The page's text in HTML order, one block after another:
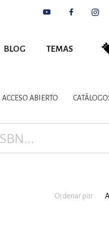
BLOG TEMAS
LITERARIOS
ACCESO ABIERTO
Ordenar por